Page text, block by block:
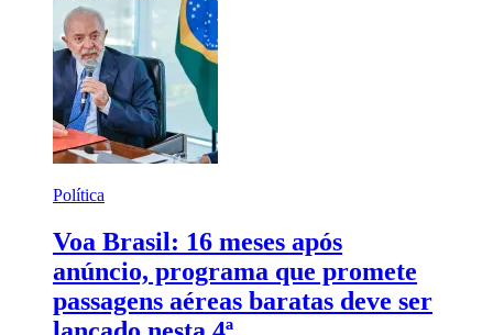
Política
Voa Brasil: 16 meses após
anúncio, programa que promete
passagens aéreas baratas deve ser